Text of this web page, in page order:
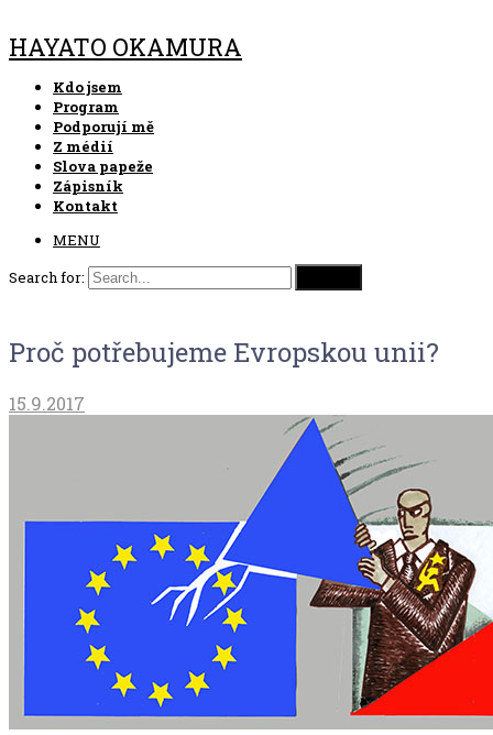
HAYATO OKAMURA
Kdo jsem
Program
Podporují mě
Z médií
Slova papeže
Zápisník
Kontakt
MENU
Search for:
Proč potřebujeme Evropskou unii?
15.9.2017